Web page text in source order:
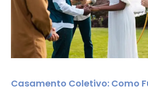
Casamento Coletivo: Como